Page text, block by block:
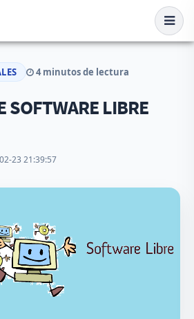
4 minutos de lectura
SOFTWARE LIBRE
23 21:39:57